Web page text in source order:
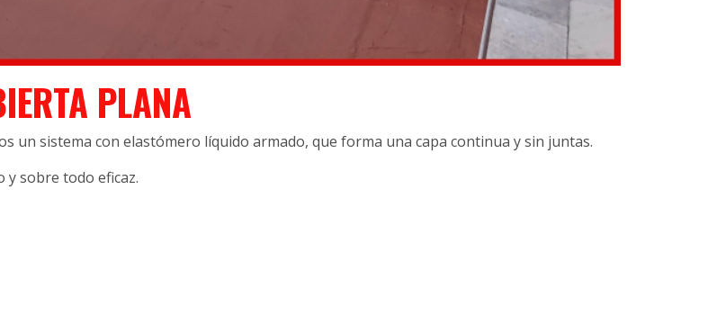
PLANA
un sistema con elastómero líquido armado, que forma una capa continua y sin juntas.
y sobre todo eficaz.